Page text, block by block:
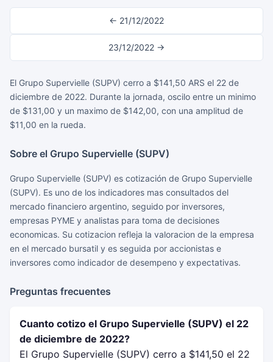
← 21/12/2022
23/12/2022 →
El Grupo Supervielle (SUPV) cerro a $141,50 ARS el 22 de
diciembre de 2022. Durante la jornada, oscilo entre un minimo
de $131,00 y un maximo de $142,00, con una amplitud de
$11,00 en la rueda.
Sobre el Grupo Supervielle (SUPV)
Grupo Supervielle (SUPV) es cotización de Grupo Supervielle
(SUPV). Es uno de los indicadores mas consultados del
mercado financiero argentino, seguido por inversores,
empresas PYME y analistas para toma de decisiones
economicas. Su cotizacion refleja la valoracion de la empresa
en el mercado bursatil y es seguida por accionistas e
inversores como indicador de desempeno y expectativas.
Preguntas frecuentes
Cuanto cotizo el Grupo Supervielle (SUPV) el 22
de diciembre de 2022?
El Grupo Supervielle (SUPV) cerro a $141,50 el 22